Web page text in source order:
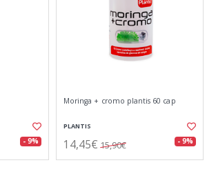
- 9%
Moringa + cromo plantis 60 cap
PLANTIS
14,45€ 15,90€ - 9%